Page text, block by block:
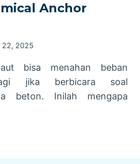
Anchor
22, 2025
bisa menahan beban
jika berbicara soal
beton. Inilah mengapa